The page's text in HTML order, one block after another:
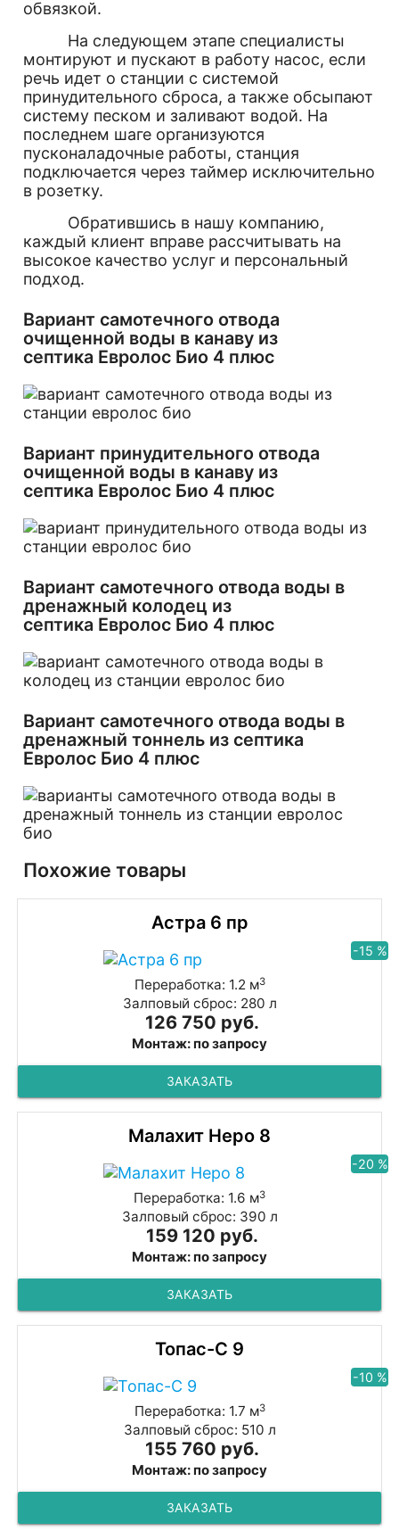
обвязкой.
На следующем этапе специалисты
монтируют и пускают в работу насос, если
речь идет о станции с системой
принудительного сброса, а также обсыпают
систему песком и заливают водой. На
последнем шаге организуются
пусконаладочные работы, станция
подключается через таймер исключительно
в розетку.
Обратившись в нашу компанию,
каждый клиент вправе рассчитывать на
высокое качество услуг и персональный
подход.
Вариант самотечного отвода
очищенной воды в канаву из
септика Евролос Био 4 плюс
Вариант принудительного отвода
очищенной воды в канаву из
септика Евролос Био 4 плюс
Вариант самотечного отвода воды в
дренажный колодец из
септика Евролос Био 4 плюс
Вариант самотечного отвода воды в
дренажный тоннель из септика
Евролос Био 4 плюс
Похожие товары
Астра 6 пр
-15 %
Переработка: 1.2 м3
Залповый сброс: 280 л
126 750 руб.
Монтаж: по запросу
ЗАКАЗАТЬ
Малахит Неро 8
-20 %
Переработка: 1.6 м3
Залповый сброс: 390 л
159 120 руб.
Монтаж: по запросу
ЗАКАЗАТЬ
Топас-С 9
-10 %
Переработка: 1.7 м3
Залповый сброс: 510 л
155 760 руб.
Монтаж: по запросу
ЗАКАЗАТЬ